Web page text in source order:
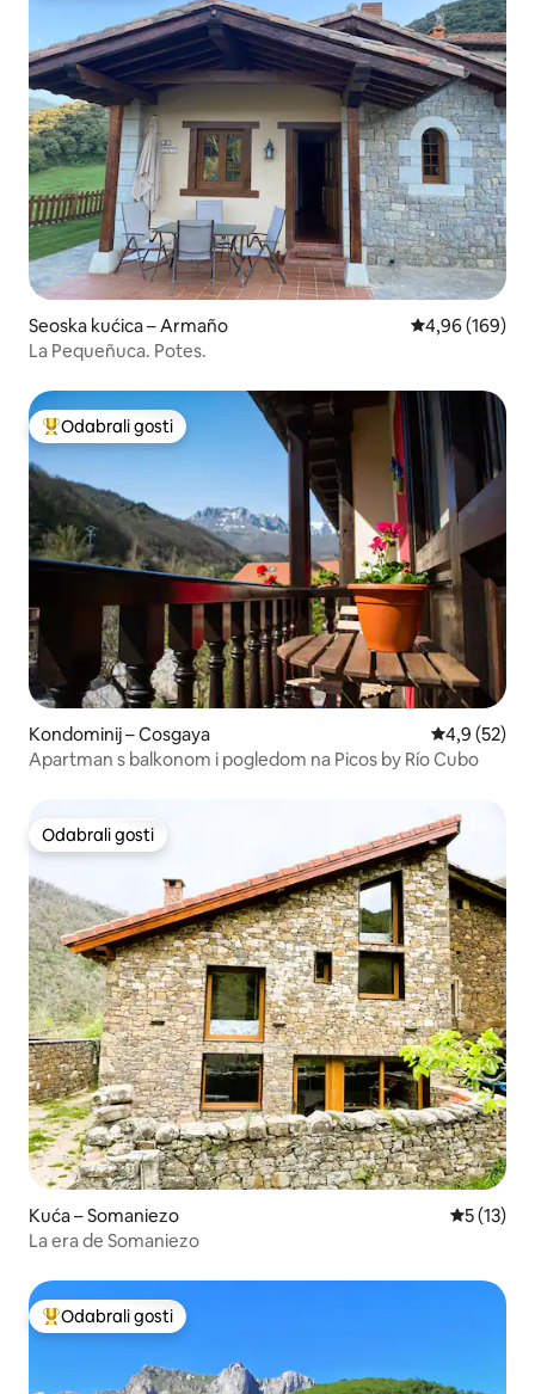
Seoska kućica – Armaño Prosječna
4,96 (169)
La Pequeñuca. Potes.
Među najviše rangiranima s oznakom „Odabrali gosti”
Odabrali gosti
Kondominij – Cosgaya Prosječna
4,9 (52)
Apartman s balkonom i pogledom na Picos by Río Cubo
Odabrali gosti
Odabrali gosti
Kuća – Somaniezo Prosječna
5 (13)
La era de Somaniezo
Među najviše rangiranima s oznakom „Odabrali gosti”
Odabrali gosti